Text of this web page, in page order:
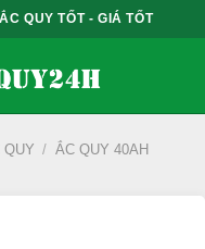
QUY TỐT - GIÁ TỐT
QUY / ẮC QUY 40AH